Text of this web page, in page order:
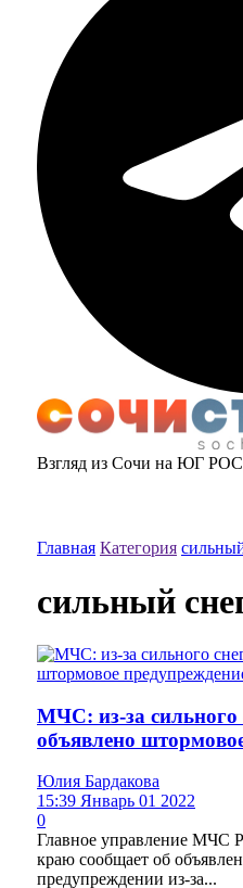
Взгляд из Сочи на ЮГ
Главная Категория
сильный
МЧС: из-за сильного
объявлено
Юлия Бардакова
15:39 Январь 01 2022
0
Главное управление МЧС
краю сообщает об
предупреждении из-за...